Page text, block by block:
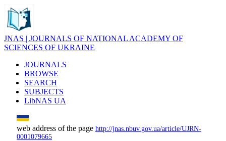
JNAS | JOURNALS OF NATIONAL ACADEMY OF
SCIENCES OF UKRAINE
JOURNALS
BROWSE
SEARCH
SUBJECTS
LibNAS UA
web address of the page http://jnas.nbuv.gov.ua/article/UJRN-
0001079665